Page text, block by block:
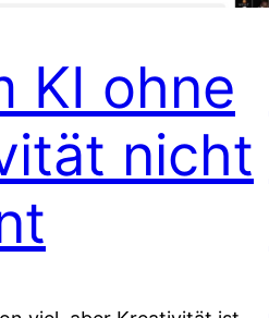
KI ohne
nicht